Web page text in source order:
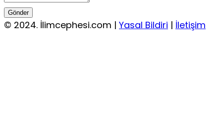
Gönder
© 2024. İlimcephesi.com | Yasal Bildiri | İletişim